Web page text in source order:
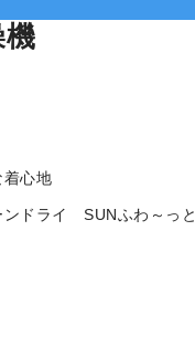
機
着心地
ドライ SUNふわ～っと